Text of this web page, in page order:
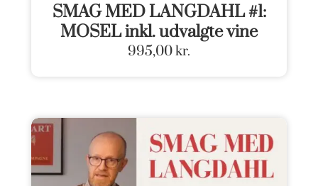
SMAG MED LANGDAHL #1:
MOSEL inkl. udvalgte vine
995,00kr.